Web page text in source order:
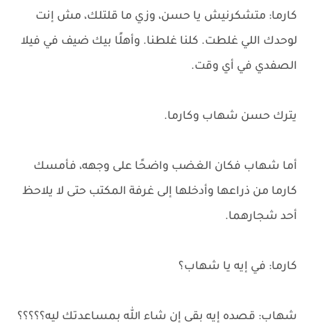
كارما: متشكرنيش يا حسن، وزي ما قلتلك، مش إنت
لوحدك اللي غلطت. كلنا غلطنا. وأهلًا بيك ضيف في فيلا
الصفدي في أي وقت.
يترك حسن شهاب وكارما.
أما شهاب فكان الغضب واضحًا على وجهه، فأمسك
كارما من ذراعها وأدخلها إلى غرفة المكتب حتى لا يلاحظ
أحد شجارهما.
كارما: في إيه يا شهاب؟
شهاب: قصده إيه بقى إن شاء الله بمساعدتك ليه؟؟؟؟؟